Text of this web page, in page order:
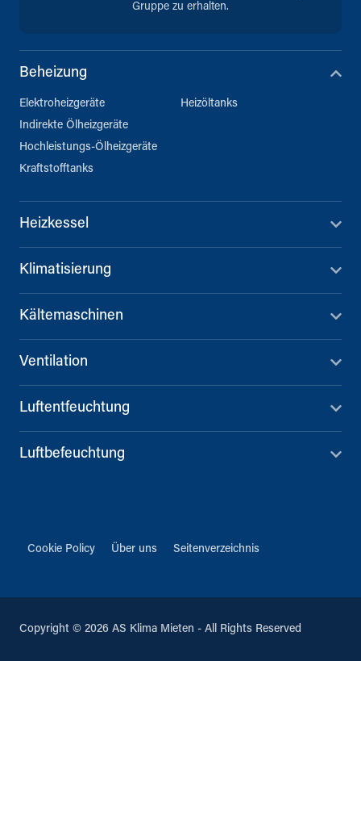
Gruppe zu erhalten.
Beheizung
Elektroheizgeräte
Indirekte Ölheizgeräte
Hochleistungs-Ölheizgeräte
Kraftstofftanks
Heizöltanks
Heizkessel
Klimatisierung
Kältemaschinen
Ventilation
Luftentfeuchtung
Luftbefeuchtung
Cookie Policy Über uns Seitenverzeichnis
Copyright © 2026 AS Klima Mieten - All Rights Reserved